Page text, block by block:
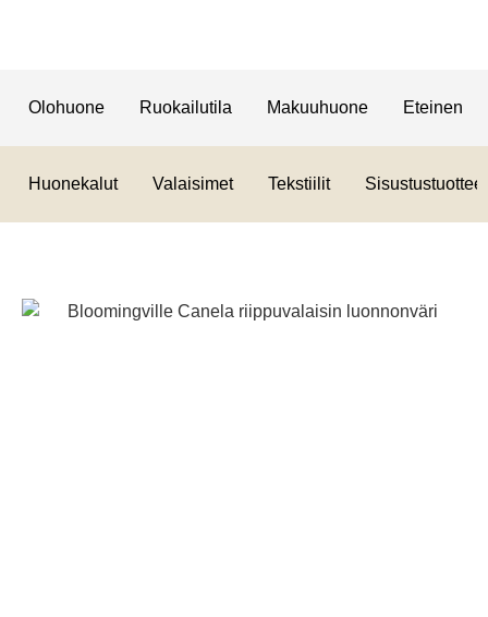
Olohuone Ruokailutila Makuuhuone Eteinen
Huonekalut Valaisimet Tekstiilit Sisustustuotteet